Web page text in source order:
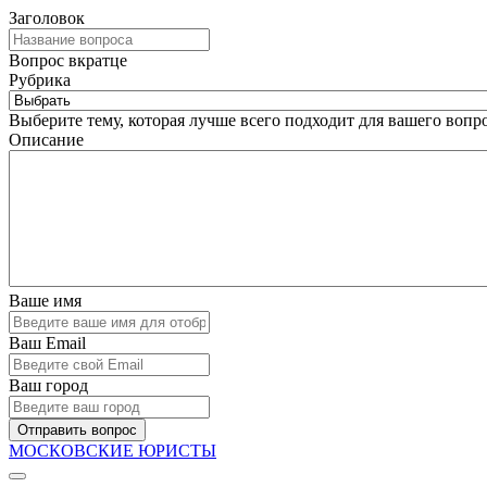
Заголовок
Вопрос вкратце
Рубрика
Выберите тему, которая лучше всего подходит для вашего
Описание
Ваше имя
Ваш Email
Ваш город
Отправить вопрос
МОСКОВСКИЕ ЮРИСТЫ